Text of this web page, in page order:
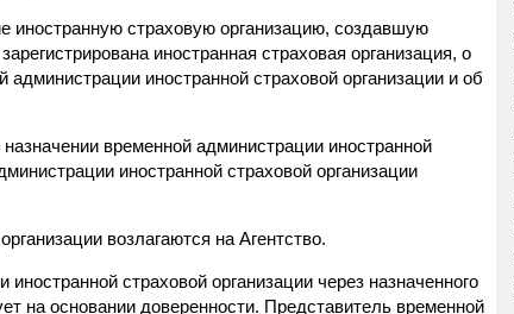
иностранную страховую организацию, создавшую
иностранная страховая организация, о
иностранной страховой организации и об
временной администрации иностранной
иностранной страховой организации
возлагаются на Агентство.
страховой организации через назначенного
на основании доверенности. Представитель временной